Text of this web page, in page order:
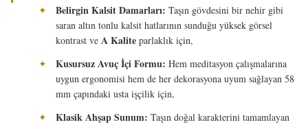
✦ Belirgin Kalsit Damarları: Taşın gövdesini bir nehir gibi
saran altın tonlu kalsit hatlarının sunduğu yüksek görsel
kontrast ve A Kalite parlaklık için,
✦
Kusursuz Avuç İçi Formu: Hem meditasyon çalışmalarına
uygun ergonomisi hem de her dekorasyona uyum sağlayan 58
mm çapındaki usta işçilik için,
✦
Klasik Ahşap Sunum: Taşın doğal karakterini tamamlayan